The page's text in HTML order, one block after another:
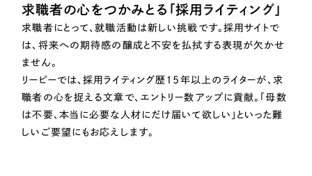
求職者の心をつかみとる「採用ライティング」
求職者にとって、就職活動は新しい挑戦です。採用サイトで
は、将来への期待感の醸成と不安を払拭する表現が欠かせ
ません。
リーピーでは、採用ライティング歴15年以上のライターが、求
職者の心を捉える文章で、エントリー数アップに貢献。「母数
は不要、本当に必要な人材にだけ届いて欲しい」といった難
しいご要望にもお応えします。